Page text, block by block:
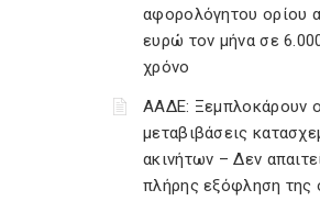
αφορολόγητου ορίου
ευρώ τον μήνα σε
χρόνο
ΑΑΔΕ: Ξεμπλοκάρουν
μεταβιβάσεις
ακινήτων – Δεν
πλήρης εξόφληση της